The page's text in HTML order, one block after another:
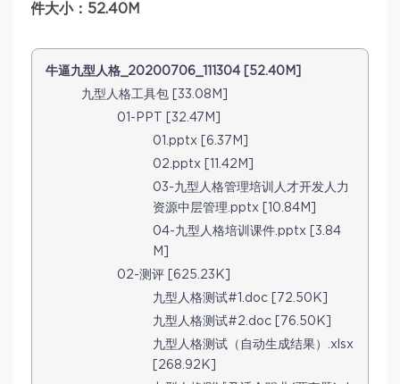
件大小：52.40M
牛逼九型人格_20200706_111304 [52.40M]
九型人格工具包 [33.08M]
01-PPT [32.47M]
01.pptx [6.37M]
02.pptx [11.42M]
03-九型人格管理培训人才开发人力
资源中层管理.pptx [10.84M]
04-九型人格培训课件.pptx [3.84
M]
02-测评 [625.23K]
九型人格测试#1.doc [72.50K]
九型人格测试#2.doc [76.50K]
九型人格测试（自动生成结果）.xlsx
[268.92K]